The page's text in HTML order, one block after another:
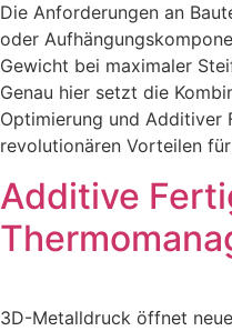
Die Anforderungen an
oder
Gewicht bei maximaler
Genau hier setzt die
Optimierung und Additiver
revolutionären Vorteilen
Additive
3D-Metalldruck öffnet